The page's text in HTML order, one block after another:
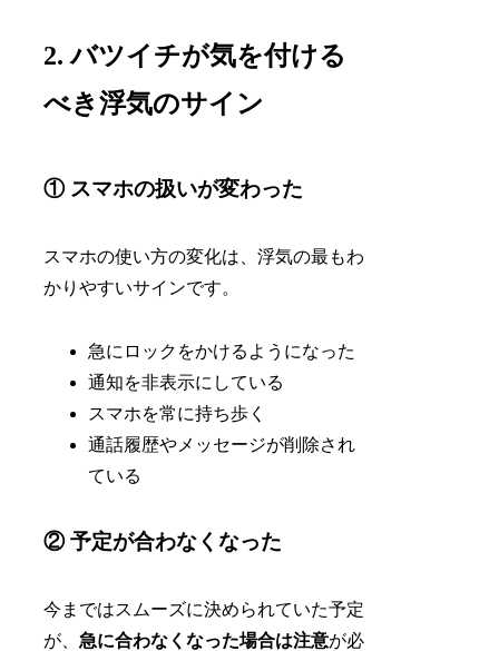
2. バツイチが気を付ける
べき浮気のサイン
① スマホの扱いが変わった
スマホの使い方の変化は、浮気の最もわ
かりやすいサインです。
急にロックをかけるようになった
通知を非表示にしている
スマホを常に持ち歩く
通話履歴やメッセージが削除され
ている
② 予定が合わなくなった
今まではスムーズに決められていた予定
が、急に合わなくなった場合は注意が必